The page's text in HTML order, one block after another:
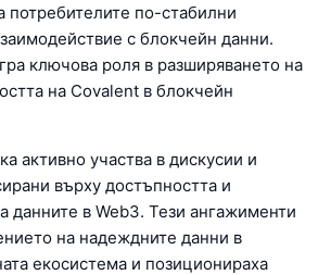
потребителите по-стабилни
с блокчейн данни.
ключова роля в разширяването на
на Covalent в блокчейн
активно участва в дискусии и
върху достъпността и
данните в Web3. Тези ангажименти
на надеждните данни в
екосистема и позиционираха